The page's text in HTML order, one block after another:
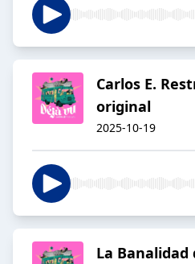
Carlos E.
original
2025-10-19
La Banalidad